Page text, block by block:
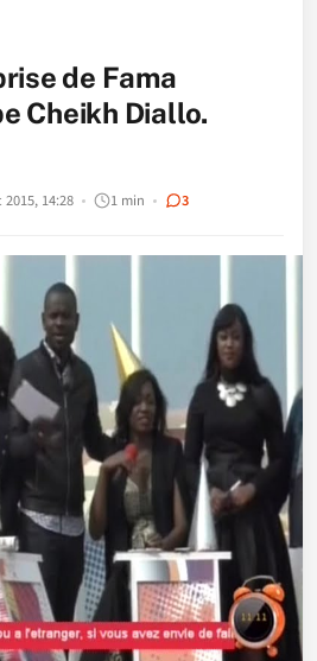
de Fama
Cheikh Diallo.
2015, 14:28 1 min 3